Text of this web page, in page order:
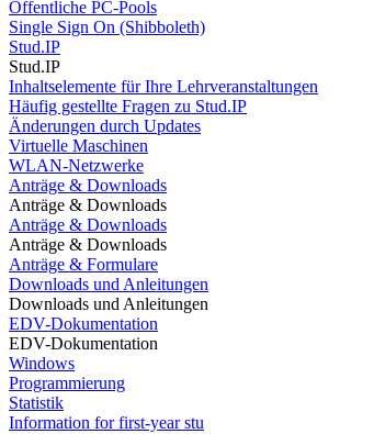
Öffentliche PC-Pools
Single Sign On (Shibboleth)
Stud.IP
Stud.IP
Inhaltselemente für Ihre Lehrveranstaltungen
Häufig gestellte Fragen zu Stud.IP
Änderungen durch Updates
Virtuelle Maschinen
WLAN-Netzwerke
Anträge & Downloads
Anträge & Downloads
Anträge & Downloads
Anträge & Downloads
Anträge & Formulare
Downloads und Anleitungen
Downloads und Anleitungen
EDV-Dokumentation
EDV-Dokumentation
Windows
Programmierung
Statistik
Information for first-year stu